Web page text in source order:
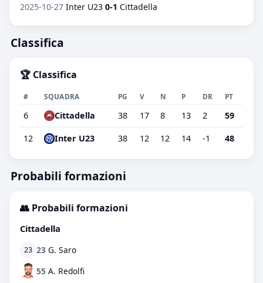
2025-10-27 Inter U23 0-1 Cittadella
Classifica
🏆 Classifica
# SQUADRA PG V N P DR PT
6 Cittadella 38 17 8 13 2 59
12 Inter U23 38 12 12 14 -1 48
Probabili formazioni
👥 Probabili formazioni
Cittadella
23 23 G. Saro
55 A. Redolfi